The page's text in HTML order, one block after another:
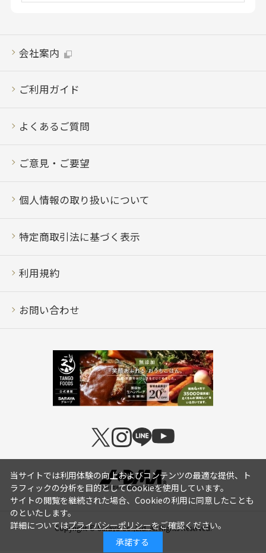
会社案内
ご利用ガイド
よくあるご質問
ご意見・ご要望
個人情報の取り扱いについて
特定商取引法に基づく表示
利用規約
お問い合わせ
Copyright © Saraya Co.,Ltd. All Rights Reserved.
当サイトでは利用体験の向上およびコンテンツの最適な提供、ト
ラフィックの分析を目的としてCookieを使用しています。
サイトの閲覧を継続された場合、Cookieの利用に同意したことも
のといたします。
詳細についてはプライバシーポリシーをご確認ください。
承諾する